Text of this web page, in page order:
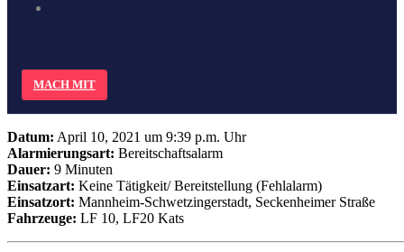
MACH MIT
Datum: April 10, 2021 um 9:39 p.m. Uhr
Alarmierungsart: Bereitschaftsalarm
Dauer: 9 Minuten
Einsatzart: Keine Tätigkeit/ Bereitstellung (Fehlalarm)
Einsatzort: Mannheim-Schwetzingerstadt, Seckenheimer Straße
Fahrzeuge: LF 10, LF20 Kats